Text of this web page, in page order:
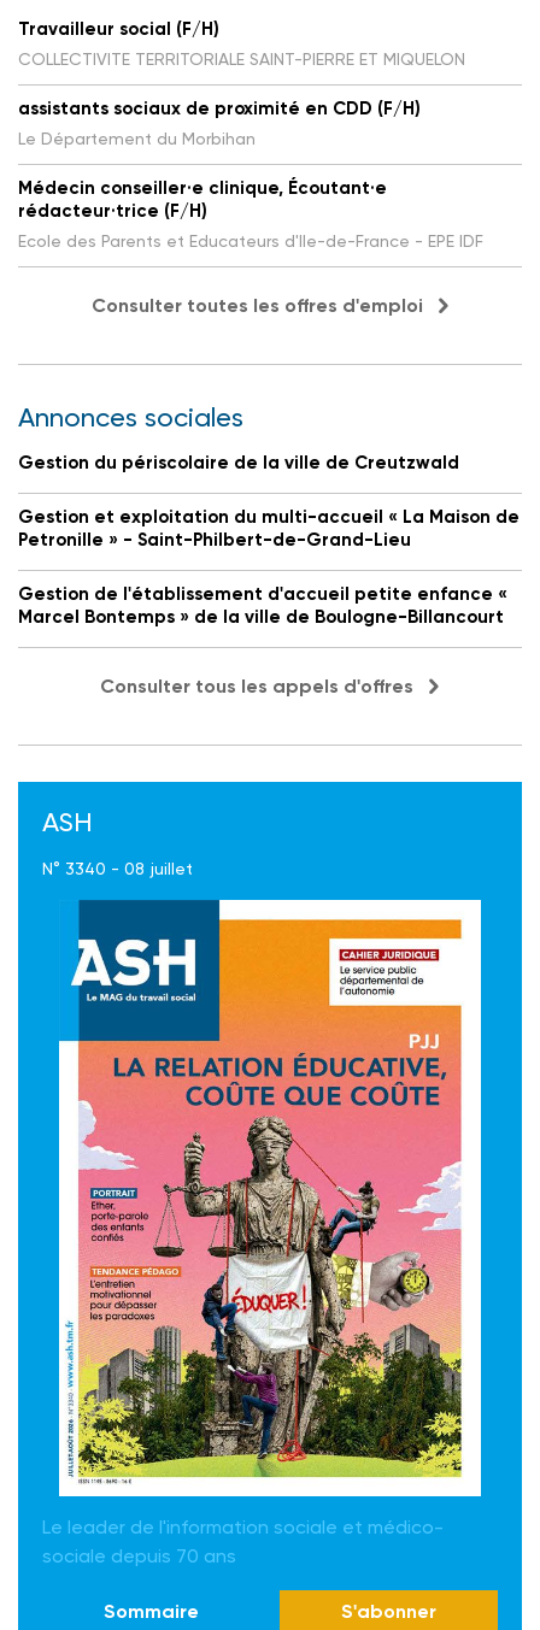
Travailleur social (F/H)
COLLECTIVITE TERRITORIALE SAINT-PIERRE ET MIQUELON
assistants sociaux de proximité en CDD (F/H)
Le Département du Morbihan
Médecin conseiller·e clinique, Écoutant·e
rédacteur·trice (F/H)
Ecole des Parents et Educateurs d'Ile-de-France - EPE IDF
Consulter toutes les offres d'emploi
Annonces sociales
Gestion du périscolaire de la ville de Creutzwald
Gestion et exploitation du multi-accueil « La Maison de
Petronille » - Saint-Philbert-de-Grand-Lieu
Gestion de l'établissement d'accueil petite enfance «
Marcel Bontemps » de la ville de Boulogne-Billancourt
Consulter tous les appels d'offres
ASH
N° 3340 - 08 juillet
Le leader de l'information sociale et médico-
sociale depuis 70 ans
Sommaire S'abonner